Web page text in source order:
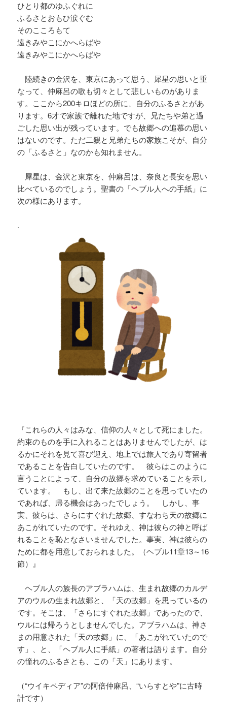
ひとり都のゆふぐれに
ふるさとおもひ涙ぐむ
そのこころもて
遠きみやこにかへらばや
遠きみやこにかへらばや
陸続きの金沢を、東京にあって思う、犀星の思いと重
なって、仲麻呂の歌も切々として悲しいものがありま
す。ここから200キロほどの所に、自分のふるさとがあ
ります。6才で家族で離れた地ですが、兄たちや弟と過
ごした思い出が残っています。でも故郷への追慕の思い
はないのです。ただ二親と兄弟たちの家族こそが、自分
の「ふるさと」なのかも知れません。
犀星は、金沢と東京を、仲麻呂は、奈良と長安を思い
比べているのでしょう。聖書の「ヘブル人への手紙」に
次の様にあります。
.
『これらの人々はみな、信仰の人々として死にました。
約束のものを手に入れることはありませんでしたが、は
るかにそれを見て喜び迎え、地上では旅人であり寄留者
であることを告白していたのです。 彼らはこのように
言うことによって、自分の故郷を求めていることを示し
ています。 もし、出て来た故郷のことを思っていたの
であれば、帰る機会はあったでしょう。 しかし、事
実、彼らは、さらにすぐれた故郷、すなわち天の故郷に
あこがれていたのです。それゆえ、神は彼らの神と呼ば
れることを恥となさいませんでした。事実、神は彼らの
ために都を用意しておられました。（ヘブル11章13～16
節）』
ヘブル人の族長のアブラハムは、生まれ故郷のカルデ
アのウルの生まれ故郷と、「天の故郷」を思っているの
です。そこは、「さらにすぐれた故郷」であったので、
ウルには帰ろうとしませんでした。アブラハムは、神さ
まの用意された「天の故郷」に、「あこがれていたので
す」、と、「ヘブル人に手紙」の著者は語ります。自分
の憧れのふるさとも、この「天」にあります。
（“ウイキペディア”の阿倍仲麻呂、“いらすとや”に古時
計です）